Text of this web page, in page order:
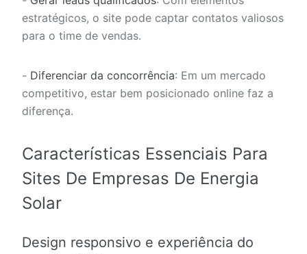
estratégicos, o site pode captar contatos valiosos
para o time de vendas.
- Diferenciar da concorrência: Em um mercado
competitivo, estar bem posicionado online faz a
diferença.
Características Essenciais Para
Sites De Empresas De Energia
Solar
Design responsivo e experiência do